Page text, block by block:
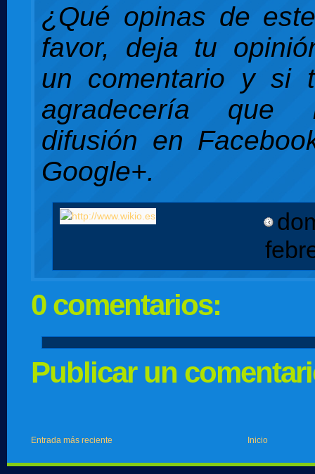
¿Qué opinas de
favor, deja tu
un comentario y si
agradecería que
difusión en
Google+.
0 comentarios:
Publicar un
Entrada más reciente Inicio